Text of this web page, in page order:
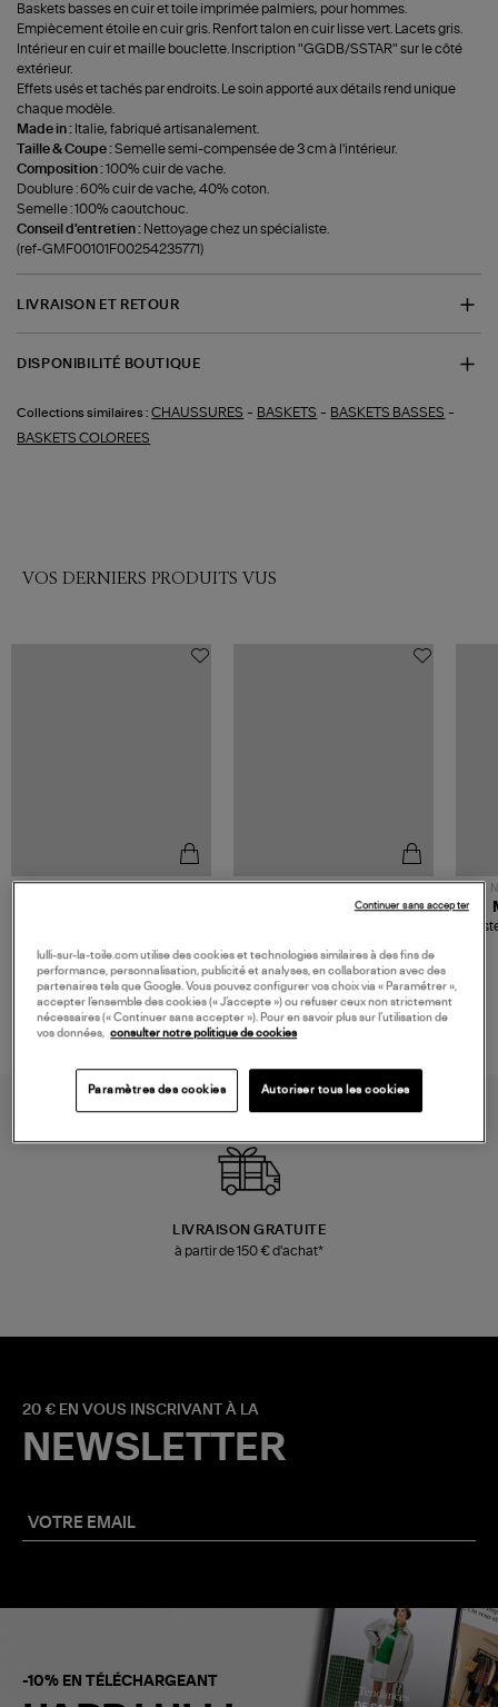
Baskets basses en cuir et toile imprimée palmiers, pour hommes.
Empiècement étoile en cuir gris. Renfort talon en cuir lisse vert. Lacets gris.
Intérieur en cuir et maille bouclette. Inscription "GGDB/SSTAR" sur le côté
extérieur.
Effets usés et tachés par endroits. Le soin apporté aux détails rend unique
chaque modèle.
Made in : Italie, fabriqué artisanalement.
Taille & Coupe :Semelle semi-compensée de 3 cm à l'intérieur.
Composition :100% cuir de vache.
Doublure : 60% cuir de vache, 40% coton.
Semelle : 100% caoutchouc.
Conseil d'entretien : Nettoyage chez un spécialiste.
(ref-GMF00101F00254235771)
LIVRAISON ET RETOUR
DISPONIBILITÉ BOUTIQUE
Collections similaires : CHAUSSURES - BASKETS - BASKETS BASSES -
BASKETS COLOREES
VOS DERNIERS PRODUITS VUS
TORAL
LIVRAISON GRATUITE
à partir de 150 € d'achat*
20 € EN VOUS INSCRIVANT À LA
NEWSLETTER
-10% EN TÉLÉCHARGEANT
lulli-sur-la-toile.com utilise des cookies et technologies similaires à des fins de
performance, personnalisation, publicité et analyses, en collaboration avec des
partenaires tels que Google. Vous pouvez configurer vos choix via « Paramétrer »,
accepter l’ensemble des cookies (« J’accepte ») ou refuser ceux non strictement
nécessaires (« Continuer sans accepter »). Pour en savoir plus sur l’utilisation de
vos données,
consulter notre politique de cookies
Paramètres des cookies Autoriser tous les cookies
Continuer sans accepter